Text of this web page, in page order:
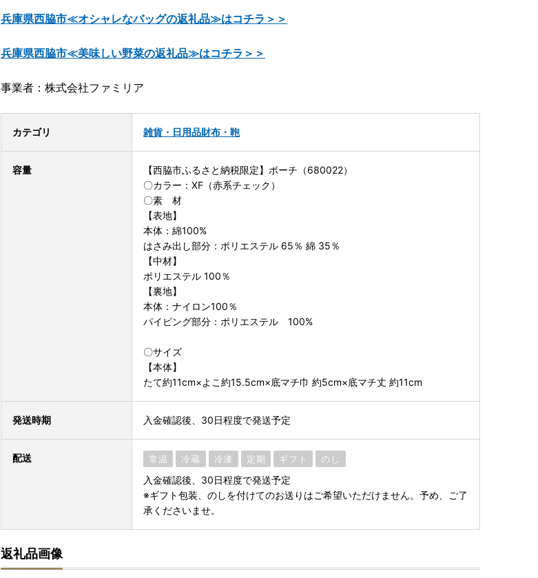
兵庫県西脇市≪オシャレなバッグの返礼品≫はコチラ＞＞
兵庫県西脇市≪美味しい野菜の返礼品≫はコチラ＞＞
事業者：株式会社ファミリア
カテゴリ 雑貨・日用品財布・鞄
容量
【西脇市ふるさと納税限定】ポーチ（680022）
〇カラー：XF（赤系チェック）
〇素 材
【表地】
本体：綿100%
はさみ出し部分：ポリエステル 65％ 綿 35％
【中材】
ポリエステル 100％
【裏地】
本体：ナイロン100％
パイピング部分：ポリエステル 100%
〇サイズ
【本体】
たて約11cm×よこ約15.5cm×底マチ巾 約5cm×底マチ丈 約11cm
発送時期 入金確認後、30日程度で発送予定
配送 常温 冷蔵 冷凍 定期 ギフト のし
入金確認後、30日程度で発送予定
※ギフト包装、のしを付けてのお送りはご希望いただけません。予め、ご了
承くださいませ。
返礼品画像